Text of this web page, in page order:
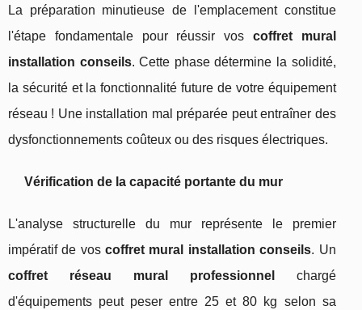
La préparation minutieuse de l'emplacement constitue
l'étape fondamentale pour réussir vos coffret mural
installation conseils. Cette phase détermine la solidité,
la sécurité et la fonctionnalité future de votre équipement
réseau ! Une installation mal préparée peut entraîner des
dysfonctionnements coûteux ou des risques électriques.
Vérification de la capacité portante du mur
L'analyse structurelle du mur représente le premier
impératif de voscoffret mural installation conseils. Un
coffret réseau mural professionnel
chargé
d'équipements peut peser entre 25 et 80 kg selon sa